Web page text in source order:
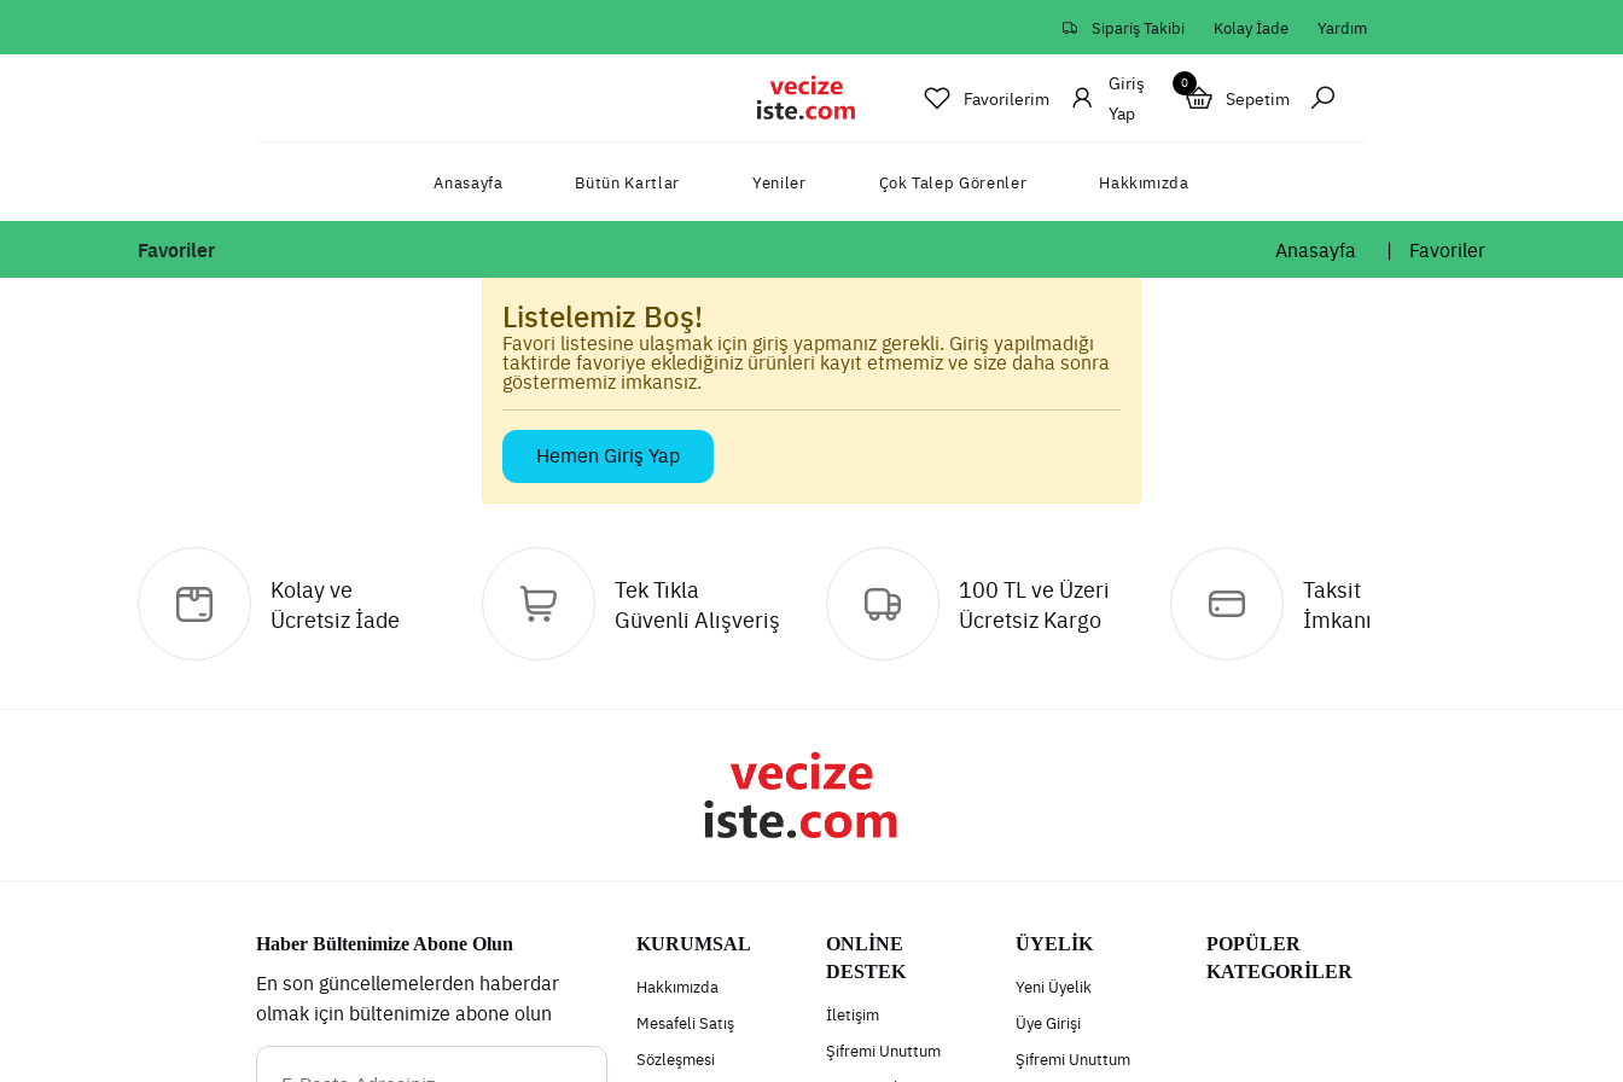
Sipariş Takibi Kolay İade Yardım
Favorilerim
Giriş
Yap
Sepetim
0
Anasayfa Bütün Kartlar Yeniler Çok Talep Görenler Hakkımızda
Favoriler Anasayfa Favoriler
Listelemiz Boş!
Favori listesine ulaşmak için giriş yapmanız gerekli. Giriş yapılmadığı
taktirde favoriye eklediğiniz ürünleri kayıt etmemiz ve size daha sonra
göstermemiz imkansız.
Hemen Giriş Yap
Kolay ve
Ücretsiz İade
Tek Tıkla
Güvenli Alışveriş
100 TL ve Üzeri
Ücretsiz Kargo
Taksit
İmkanı
Haber Bültenimize Abone Olun
En son güncellemelerden haberdar
olmak için bültenimize abone olun
KURUMSAL
Hakkımızda
Mesafeli Satış
Sözleşmesi
ONLİNE
DESTEK
İletişim
Şifremi Unuttum
ÜYELİK
Yeni Üyelik
Üye Girişi
Şifremi Unuttum
POPÜLER
KATEGORİLER